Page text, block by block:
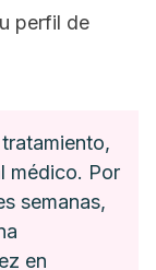
perfil de
médico. Por
semanas,
en